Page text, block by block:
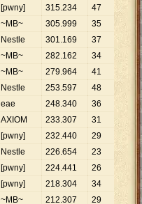
[pwny] 315.234 47 6
~MB~ 305.999 35
Nestle 301.169 37
~MB~ 282.162 34 8
~MB~ 279.964 41
Nestle 253.597 48
eae 248.340 36 6
AXIOM 233.307 31
[pwny] 232.440 29 8
Nestle 226.654 23
[pwny] 224.441 26
[pwny] 218.304 34
~MB~ 212.307 29 7